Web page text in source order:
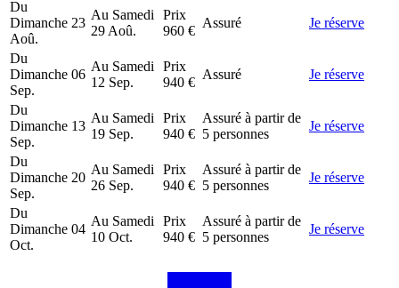
Du
Dimanche 23
Aoû.
Au Samedi
29 Aoû.
Prix
960 €
Assuré Je réserve
Du
Dimanche 06
Sep.
Au Samedi
12 Sep.
Prix
940 €
Assuré Je réserve
Du
Dimanche 13
Sep.
Au Samedi
19 Sep.
Prix
940 €
Assuré à partir de
5 personnes
Je réserve
Du
Dimanche 20
Sep.
Au Samedi
26 Sep.
Prix
940 €
Assuré à partir de
5 personnes
Je réserve
Du
Dimanche 04
Oct.
Au Samedi
10 Oct.
Prix
940 €
Assuré à partir de
5 personnes
Je réserve